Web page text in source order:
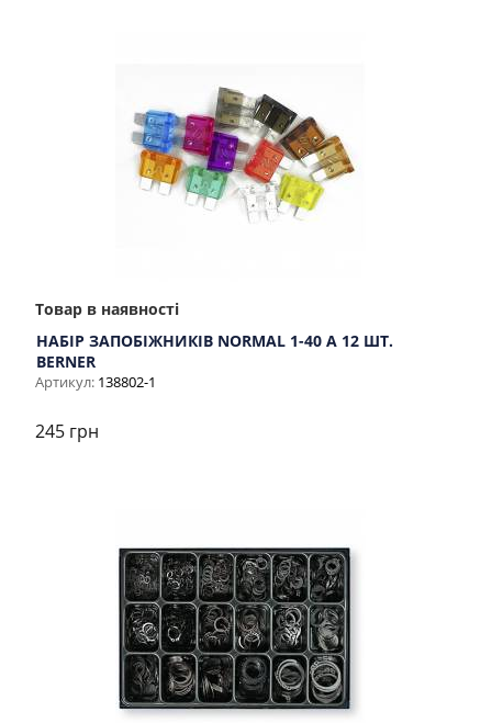
Товар в наявності
НАБІР ЗАПОБІЖНИКІВ NORMAL 1-40 A 12 ШТ.
BERNER
Артикул: 138802-1
245 грн